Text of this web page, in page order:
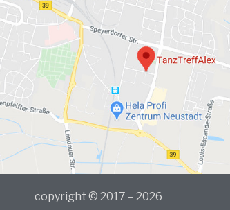
copyright © 2017 – 2026